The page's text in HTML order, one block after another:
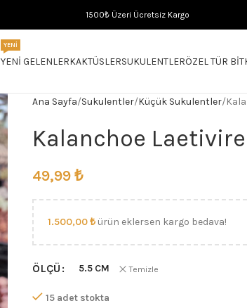
1500₺ Üzeri Ücretsiz Kargo
YENI GELENLER
YENI
KAKTÜSLERSUKULENTLERÖZEL TÜR
Ana Sayfa Sukulentler Küçük Sukulentler
Kalanchoe
49,99 ₺
1.500,00₺ ürün eklersen kargo bedava!
ÖLÇÜ 5.5 CM Temizle
15 adet stokta